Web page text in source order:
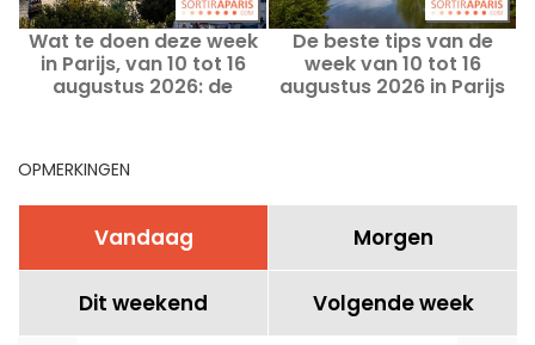
Wat te doen deze week
in Parijs, van 10 tot 16
augustus 2026: de
De beste tips van de
week van 10 tot 16
augustus 2026 in Parijs
OPMERKINGEN
Vandaag Morgen
Dit weekend Volgende week